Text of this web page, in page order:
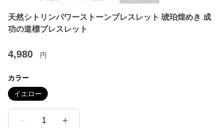
天然シトリンパワーストーンブレスレット 琥珀煌めき 成
功の道標ブレスレット
4,980 円
カラー
イエロー
1